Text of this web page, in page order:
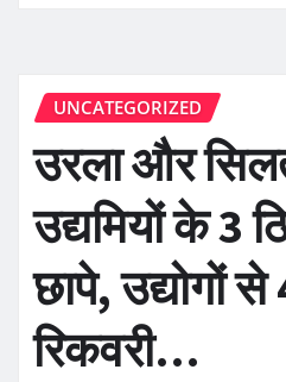
UNCATEGORIZED
उरला और
उद्यमियों के 3
छापे, उद्योगों
रिकवरी…